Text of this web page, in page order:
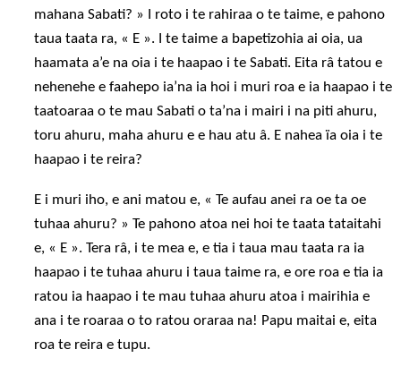
mahana Sabati? » I roto i te rahiraa o te taime, e pahono
taua taata ra, « E ». I te taime a bapetizohia ai oia, ua
haamata a’e na oia i te haapao i te Sabati. Eita râ tatou e
nehenehe e faahepo ia’na ia hoi i muri roa e ia haapao i te
taatoaraa o te mau Sabati o ta’na i mairi i na piti ahuru,
toru ahuru, maha ahuru e e hau atu â. E nahea ïa oia i te
haapao i te reira?
E i muri iho, e ani matou e, « Te aufau anei ra oe ta oe
tuhaa ahuru? » Te pahono atoa nei hoi te taata tataitahi
e, « E ». Tera râ, i te mea e, e tia i taua mau taata ra ia
haapao i te tuhaa ahuru i taua taime ra, e ore roa e tia ia
ratou ia haapao i te mau tuhaa ahuru atoa i mairihia e
ana i te roaraa o to ratou oraraa na! Papu maitai e, eita
roa te reira e tupu.